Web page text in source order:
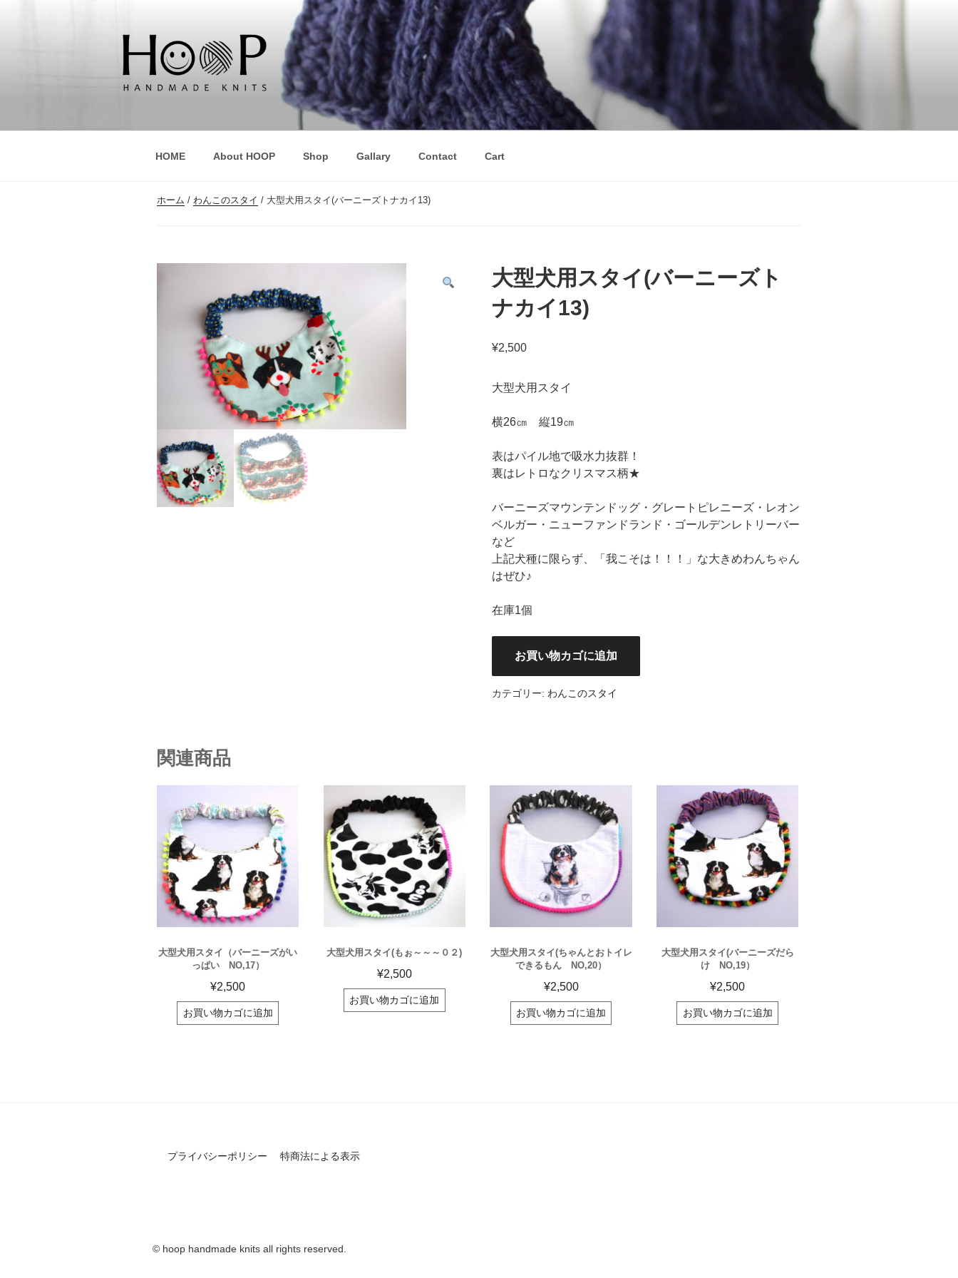
HOME About HOOP Shop Gallary Contact Cart
ホーム / わんこのスタイ / 大型犬用スタイ(バーニーズトナカイ13)
大型犬用スタイ(バーニーズト
ナカイ13)
¥2,500
大型犬用スタイ
横26㎝ 縦19㎝
表はパイル地で吸水力抜群！
裏はレトロなクリスマス柄★
バーニーズマウンテンドッグ・グレートピレニーズ・レオン
ベルガー・ニューファンドランド・ゴールデンレトリーバー
など
上記犬種に限らず、「我こそは！！！」な大きめわんちゃん
はぜひ♪
在庫1個
犬
用
ズ
ト
ナ
カ
お買い物カゴに追加
カテゴリー: わんこのスタイ
関連商品
大型犬用スタイ（バーニーズがい
っぱい NO,17）
¥2,500
お買い物カゴに追加
大型犬用スタイ(もぉ～～～０２)
¥2,500
お買い物カゴに追加
大型犬用スタイ(ちゃんとおトイレ
できるもん NO,20）
¥2,500
お買い物カゴに追加
大型犬用スタイ(バーニーズだら
け NO,19）
¥2,500
お買い物カゴに追加
プライバシーポリシー 特商法による表示
© hoop handmade knits all rights reserved.